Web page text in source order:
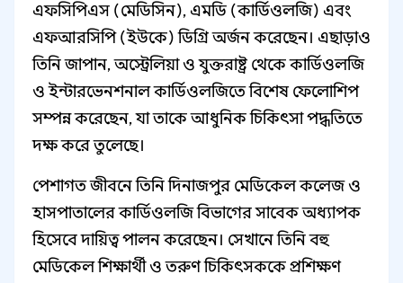
এফসিপিএস (মেডিসিন), এমডি (কার্ডিওলজি) এবং
এফআরসিপি (ইউকে) ডিগ্রি অর্জন করেছেন। এছাড়াও
তিনি জাপান, অস্ট্রেলিয়া ও যুক্তরাষ্ট্র থেকে কার্ডিওলজি
ও ইন্টারভেনশনাল কার্ডিওলজিতে বিশেষ ফেলোশিপ
সম্পন্ন করেছেন, যা তাকে আধুনিক চিকিৎসা পদ্ধতিতে
দক্ষ করে তুলেছে।
পেশাগত জীবনে তিনি দিনাজপুর মেডিকেল কলেজ ও
হাসপাতালের কার্ডিওলজি বিভাগের সাবেক অধ্যাপক
হিসেবে দায়িত্ব পালন করেছেন। সেখানে তিনি বহু
মেডিকেল শিক্ষার্থী ও তরুণ চিকিৎসককে প্রশিক্ষণ